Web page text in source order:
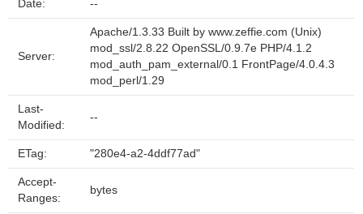
Date: --
Server:
Apache/1.3.33 Built by www.zeffie.com (Unix)
mod_ssl/2.8.22 OpenSSL/0.9.7e PHP/4.1.2
mod_auth_pam_external/0.1 FrontPage/4.0.4.3
mod_perl/1.29
Last-
Modified:
--
ETag: "280e4-a2-4ddf77ad"
Accept-
Ranges:
bytes